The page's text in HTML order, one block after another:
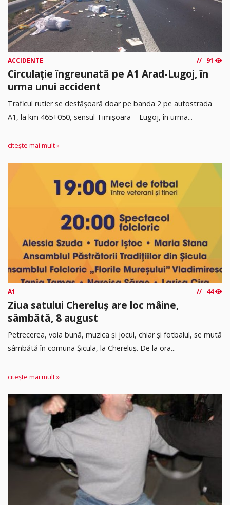
ACCIDENTE 91
Circulație îngreunată pe A1 Arad-Lugoj, în
urma unui accident
Traficul rutier se desfășoară doar pe banda 2 pe autostrada
A1, la km 465+050, sensul Timişoara – Lugoj, în urma...
citește mai mult »
A1 44
Ziua satului Chereluș are loc mâine,
sâmbătă, 8 august
Petrecerea, voia bună, muzica și jocul, chiar și fotbalul, se mută
sâmbătă în comuna Șicula, la Chereluș. De la ora...
citește mai mult »